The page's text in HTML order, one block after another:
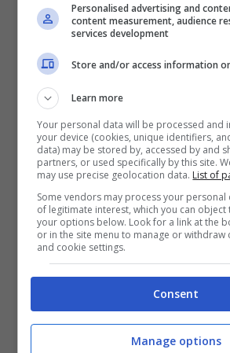
Perseverance: el video del
robot de la Nasa en Marte
FEBRERO 23, 2021
Personalised advertising and
content measurement, audience
services development
Store and/or access information
Learn more
Your personal data will be processed and
your device (cookies, unique identifiers,
data) may be stored by, accessed by and
partners, or used specifically by this site.
may use precise geolocation data. List of
Some vendors may process your personal
of legitimate interest, which you can object
your options below. Look for a link at the
or in the site menu to manage or withdraw
and cookie settings.
Consent
Manage options